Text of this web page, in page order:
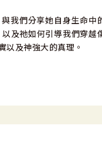
我們分享她自身生命中
及祂如何引導我們穿越
以及神強大的真理。
》作者
的雙臂中。像安・福